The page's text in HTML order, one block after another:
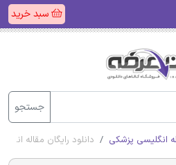
سبد خرید
جستجو
انگلیسی پزشکی دانلود رایگان مقاله